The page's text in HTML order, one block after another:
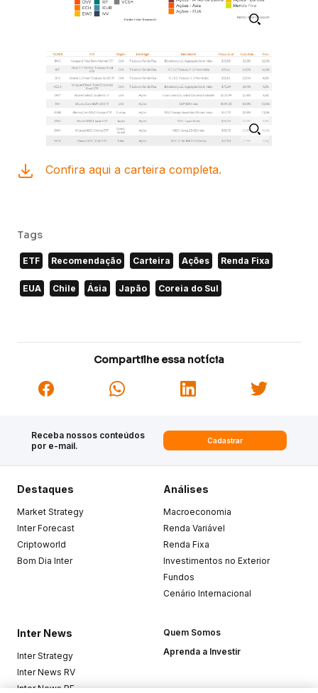
Confira aqui a carteira completa.
Tags
ETF Recomendação Carteira Ações Renda Fixa
EUA Chile Ásia Japão Coreia do Sul
Compartilhe essa notícia
Receba nossos conteúdos
por e-mail.
Cadastrar
Destaques
Market Strategy
Inter Forecast
Criptoworld
Bom Dia Inter
Análises
Macroeconomia
Renda Variável
Renda Fixa
Investimentos no Exterior
Fundos
Cenário Internacional
Inter News
Inter Strategy
Inter News RV
Inter News RF
Quem Somos
Aprenda a Investir